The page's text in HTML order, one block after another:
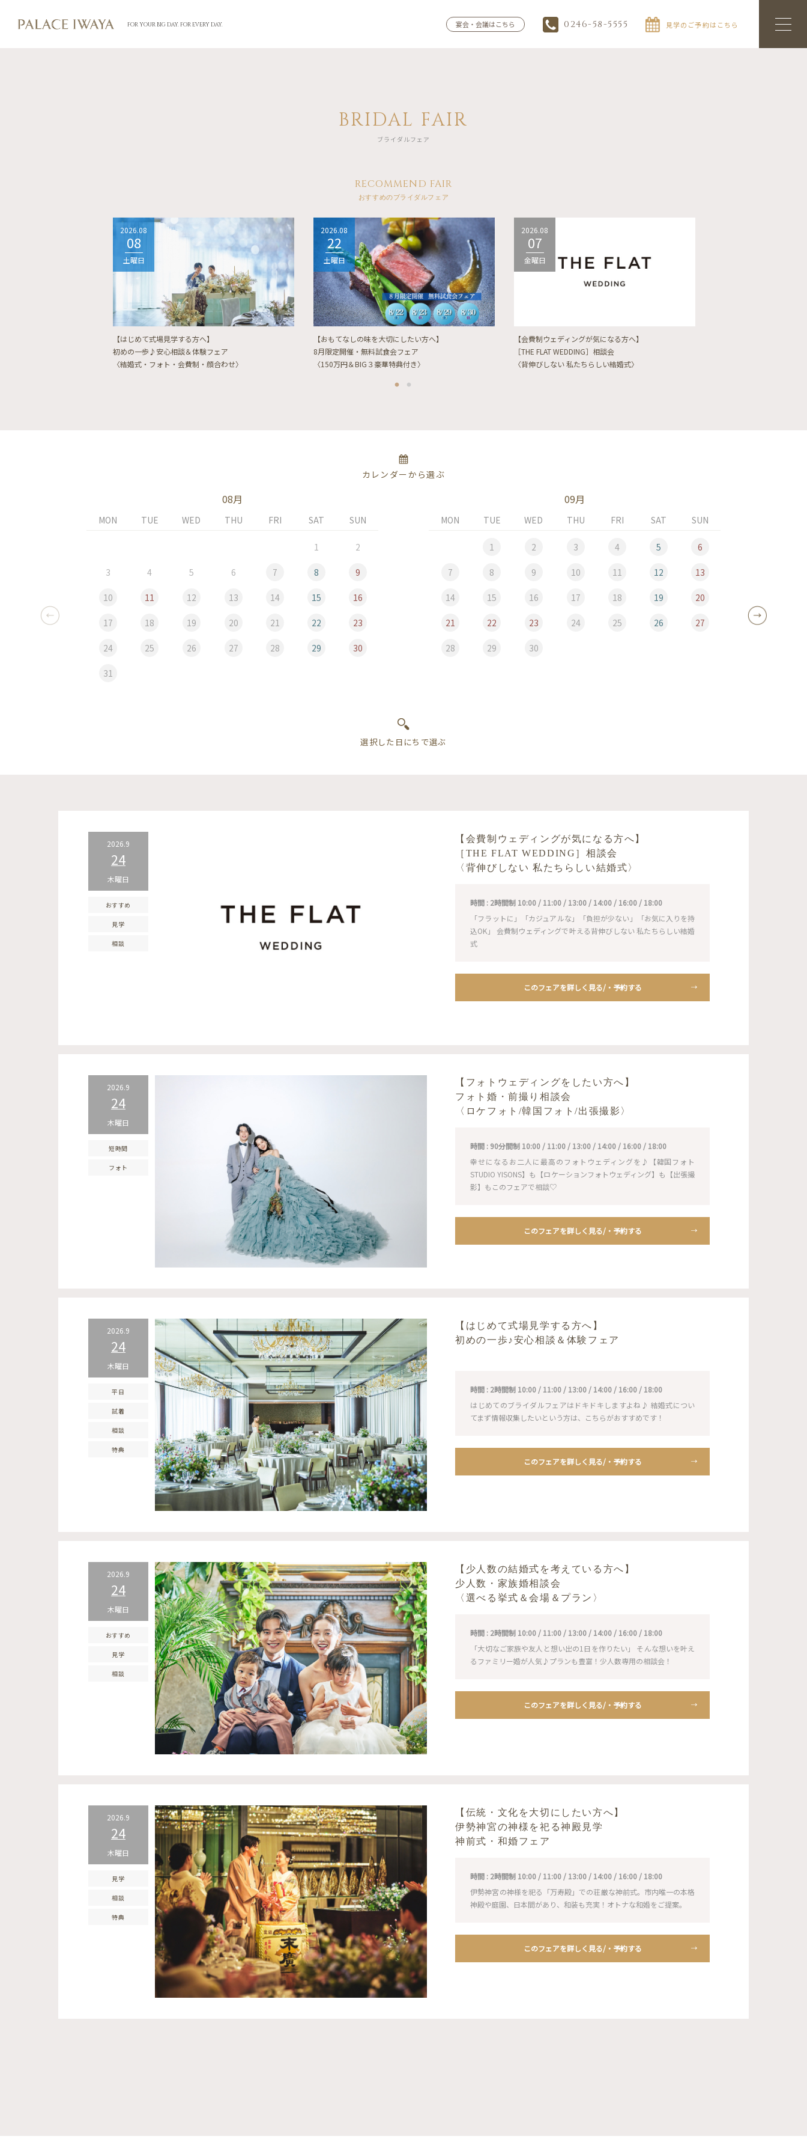
FOR YOUR BIG DAY. FOR EVERY DAY. 宴会・会議はこちら 0246-58-5555 見学のご予約はこちら
BRIDAL FAIR
ブライダルフェア
RECOMMEND FAIR
おすすめのブライダルフェア
2026.08
08
土曜日
【はじめて式場見学する方へ】
初めの一歩♪安心相談＆体験フェア
〈結婚式・フォト・会費制・顔合わせ〉
2026.08
22
土曜日
【おもてなしの味を大切にしたい方へ】
8月限定開催・無料試食会フェア
〈150万円＆BIG３豪華特典付き〉
2026.08
07
金曜日
【会費制ウェディングが気になる方へ】
［THE FLAT WEDDING］相談会
〈背伸びしない 私たちらしい結婚式〉
カレンダーから選ぶ
08月
MON TUE WED THU FRI SAT SUN
1 2
3 4 5 6 7 8 9
10 11 12 13 14 15 16
17 18 19 20 21 22 23
24 25 26 27 28 29 30
31
09月
MON TUE WED THU FRI SAT SUN
1 2 3 4 5 6
7 8 9 10 11 12 13
14 15 16 17 18 19 20
21 22 23 24 25 26 27
28 29 30
2026.9
24
木曜日
おすすめ
見学
相談
【会費制ウェディングが気になる方へ】
［THE FLAT WEDDING］相談会
〈背伸びしない 私たちらしい結婚式〉
時間 : 2時間制 10:00 / 11:00 / 13:00 / 14:00 / 16:00 / 18:00
「フラットに」「カジュアルな」「負担が少ない」「お気に入りを持
込OK」 会費制ウェディングで叶える背伸びしない 私たちらしい結婚
式
このフェアを詳しく見る/・予約する
2026.9
24
木曜日
短時間
フォト
【フォトウェディングをしたい方へ】
フォト婚・前撮り相談会
〈ロケフォト/韓国フォト/出張撮影〉
時間 : 90分間制 10:00 / 11:00 / 13:00 / 14:00 / 16:00 / 18:00
幸せになるお二人に最高のフォトウェディングを♪【韓国フォト
STUDIO YISONS】も【ロケーションフォトウェディング】も【出張撮
影】もこのフェアで相談♡
このフェアを詳しく見る/・予約する
2026.9
24
木曜日
平日
試着
相談
特典
【はじめて式場見学する方へ】
初めの一歩♪安心相談＆体験フェア
時間 : 2時間制 10:00 / 11:00 / 13:00 / 14:00 / 16:00 / 18:00
はじめてのブライダルフェアはドキドキしますよね♪ 結婚式につい
てまず情報収集したいという方は、こちらがおすすめです！
このフェアを詳しく見る/・予約する
2026.9
24
木曜日
おすすめ
見学
相談
【少人数の結婚式を考えている方へ】
少人数・家族婚相談会
〈選べる挙式＆会場＆プラン〉
時間 : 2時間制 10:00 / 11:00 / 13:00 / 14:00 / 16:00 / 18:00
「大切なご家族や友人と想い出の1日を作りたい」 そんな想いを叶え
るファミリー婚が人気♪プランも豊富！少人数専用の相談会！
このフェアを詳しく見る/・予約する
2026.9
24
木曜日
見学
相談
特典
【伝統・文化を大切にしたい方へ】
伊勢神宮の神様を祀る神殿見学
神前式・和婚フェア
時間 : 2時間制 10:00 / 11:00 / 13:00 / 14:00 / 16:00 / 18:00
伊勢神宮の神様を祀る「万寿殿」での荘厳な神前式。市内唯一の本格
神殿や庭園、日本間があり、和装も充実！オトナな和婚をご提案。
このフェアを詳しく見る/・予約する